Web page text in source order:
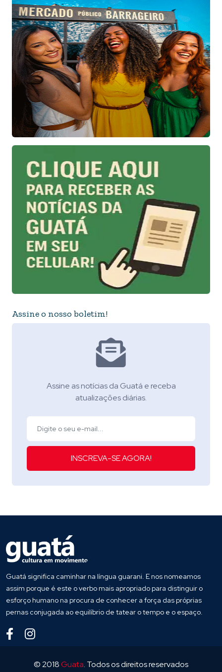
Assine o nosso boletim!
Assine as notícias da Guatá e receba
atualizações diárias.
INSCREVA-SE AGORA!
Guatá significa caminhar na língua guarani. E nos nomeamos
assim porque é este o verbo mais apropriado para distinguir o
esforço humano na procura de conhecer a força das próprias
pernas conjugada ao equilíbrio de tatear o tempo e o espaço.
© 2018Guata. Todos os direitos reservados